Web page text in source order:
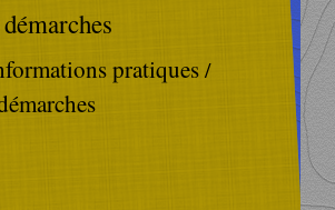
pratiques/